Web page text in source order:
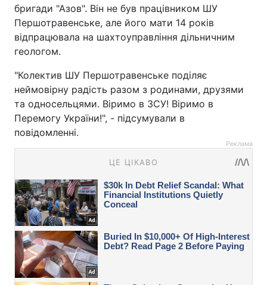
бригади "Азов". Він не був працівником ШУ
Першотравенське, але його мати 14 років
відпрацювала на шахтоуправління дільничним
геологом.
"Колектив ШУ Першотравенське поділяє
неймовірну радість разом з родинами, друзями
та односельцями. Віримо в ЗСУ! Віримо в
Перемогу України!", - підсумували в
повідомленні.
Реклама